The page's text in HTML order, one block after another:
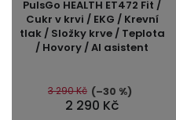
PulsGo HEALTH ET472 Fit /
Cukr v krvi / EKG / Krevní
tlak / Složky krve / Teplota
/ Hovory / AI asistent
produktu
je
5,0
5
hvězdiček.
2 290 Kč
3 290 Kč (–30 %)